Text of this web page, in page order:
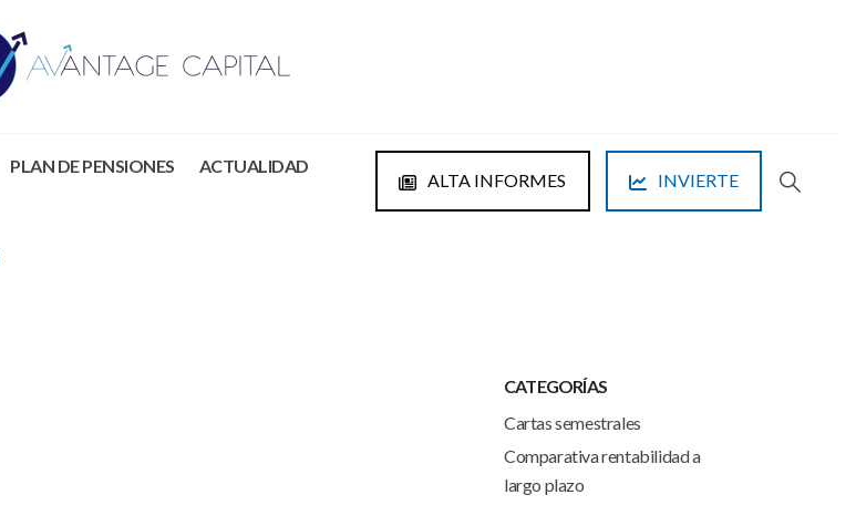
PLAN DE PENSIONES
ACTUALIDAD
ALTA INFORMES INVIERTE
CATEGORÍAS
Cartas semestrales
Comparativa rentabilidad a
largo plazo